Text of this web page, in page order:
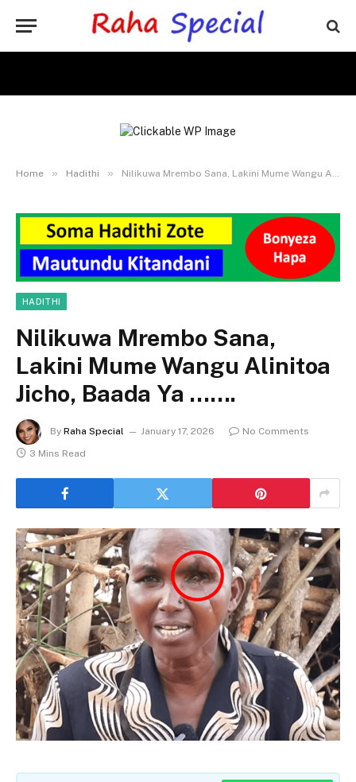
Home » Hadithi » Nilikuwa Mrembo Sana, Lakini Mume Wangu Alinitoa Jicho, Baada Ya …….
HADITHI
Nilikuwa Mrembo Sana,
Lakini Mume Wangu Alinitoa
Jicho, Baada Ya …….
By Raha Special January 17, 2026
No Comments
3 Mins Read